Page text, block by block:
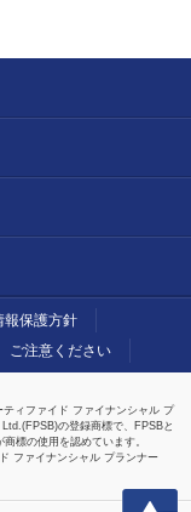
報保護方針
ご注意ください
ティファイド ファイナンシャル プ
の登録商標で、FPSBと
標の使用を認めています。
ファイナンシャル プランナー